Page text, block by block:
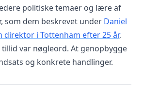
politiske temaer og lære af
som dem beskrevet under Daniel
direktor i Tottenham efter 25 år,
var nøgleord. At genopbygge
og konkrete handlinger.